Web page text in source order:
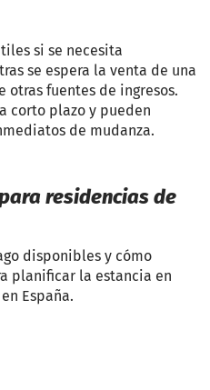
si se necesita
se espera la venta de una
fuentes de ingresos.
corto plazo y pueden
de mudanza.
residencias de
disponibles y cómo
planificar la estancia en
España.